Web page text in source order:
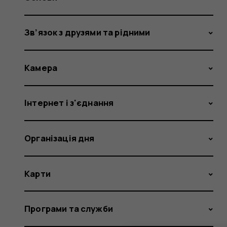
Зв’язок з друзями та рідними
Камера
Інтернет і з'єднання
Організація дня
Карти
Програми та служби